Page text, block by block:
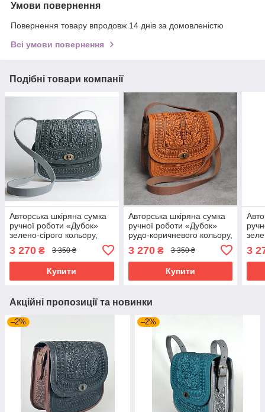
Умови повернення
Повернення товару впродовж 14 днів за домовленістю
Всі умови повернення
Подібні товари компанії
Авторська шкіряна сумка
ручної роботи «Дубок»
зелено-сірого кольору,
3 270 ₴ 3 350 ₴
Купити
Авторська шкіряна сумка
ручної роботи «Дубок»
рудо-коричневого кольору,
3 270₴ 3 350 ₴
Купити
3
Акційні пропозиції та новинки
–2% –2%